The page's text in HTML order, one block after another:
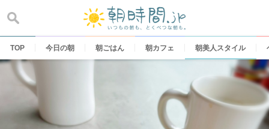
content
TOP 今日の朝 朝ごはん 朝カフェ 朝美人スタイル